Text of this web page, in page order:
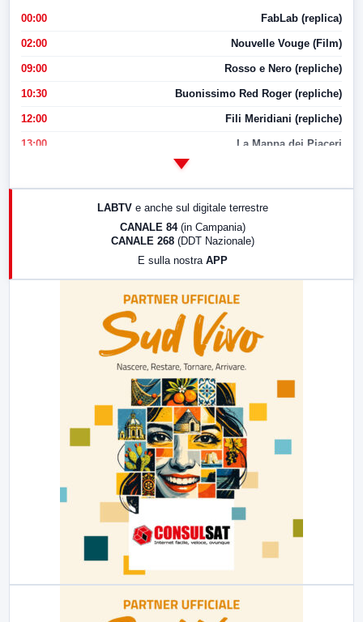
00:00 FabLab (replica)
02:00 Nouvelle Vouge (Film)
09:00 Rosso e Nero (repliche)
10:30 Buonissimo Red Roger (repliche)
12:00 Fili Meridiani (repliche)
13:00 La Mappa dei Piaceri
17:00 LabNews (replica)
LABTV e anche sul digitale terrestre
CANALE 84 (in Campania)
CANALE 268 (DDT Nazionale)
E sulla nostra APP